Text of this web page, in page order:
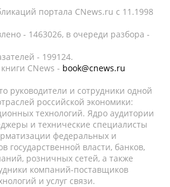
портала CNews.ru c 11.1998
- 1463026, в очереди разбора -
- 199124.
CNews - book@cnews.ru
руководители и сотрудники одной
российской экономики:
технологий. Ядро аудитории
и технические специалисты
федеральных и
государственной власти, банков,
розничных сетей, а также
компаний-поставщиков
и услуг связи.